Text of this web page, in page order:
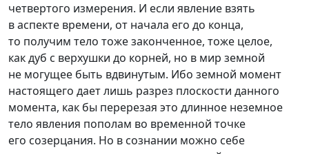
четвертого измерения. И если явление взять
в аспекте времени, от начала его до конца,
то получим тело тоже законченное, тоже целое,
как дуб с верхушки до корней, но в мир земной
не могущее быть вдвинутым. Ибо земной момент
настоящего дает лишь разрез плоскости данного
момента, как бы перерезая это длинное неземное
тело явления пополам во временной точке
его созерцания. Но в сознании можно себе